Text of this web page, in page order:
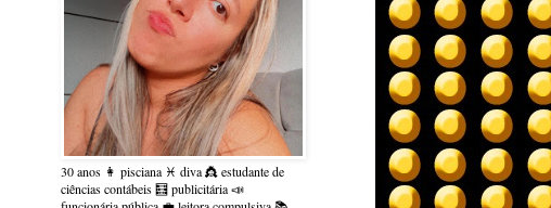
30 anos 👩 pisciana ♓ diva 👸 estudante de
ciências contábeis 🧮 publicitária 📣